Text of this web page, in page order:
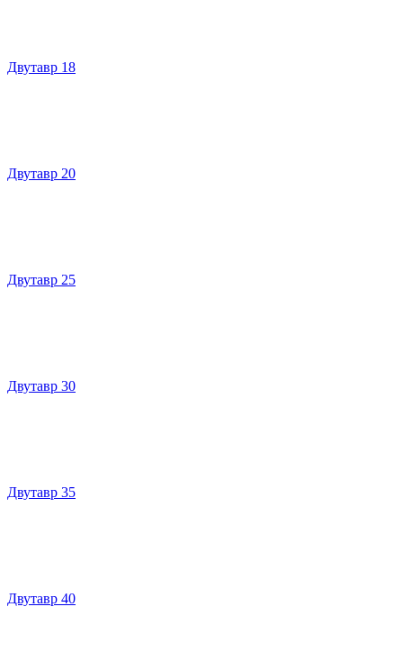
Двутавр 18
Двутавр 20
Двутавр 25
Двутавр 30
Двутавр 35
Двутавр 40